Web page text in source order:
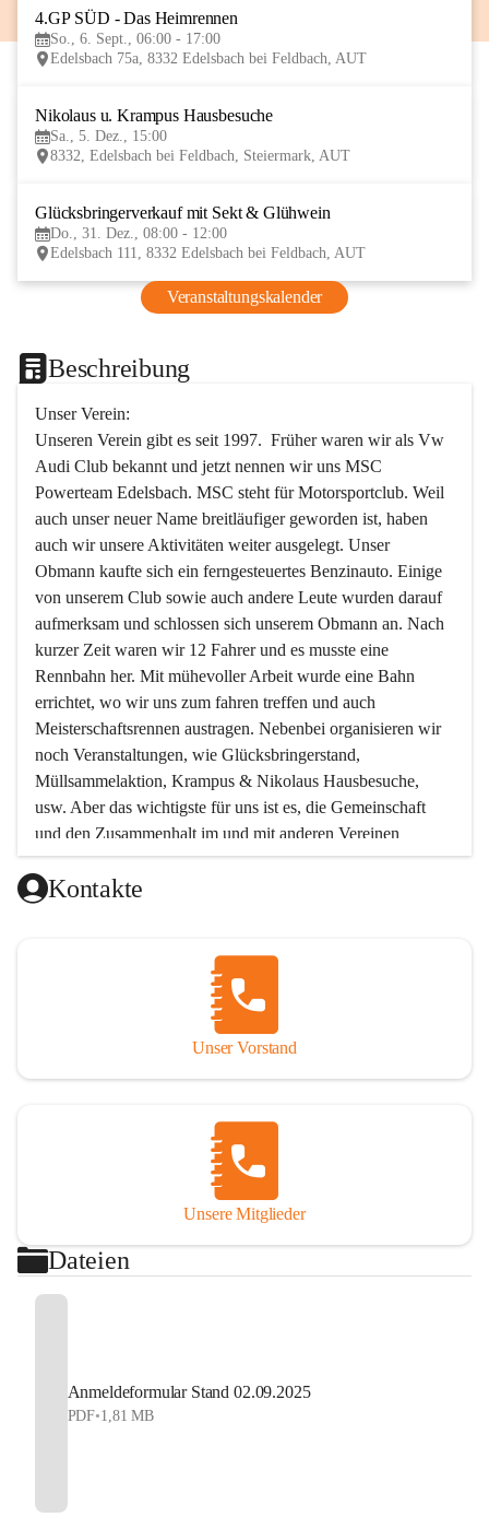
4.GP SÜD - Das Heimrennen
So., 6. Sept., 06:00 - 17:00
Edelsbach 75a, 8332 Edelsbach bei Feldbach, AUT
Nikolaus u. Krampus Hausbesuche
Sa., 5. Dez., 15:00
8332, Edelsbach bei Feldbach, Steiermark, AUT
Glücksbringerverkauf mit Sekt & Glühwein
Do., 31. Dez., 08:00 - 12:00
Edelsbach 111, 8332 Edelsbach bei Feldbach, AUT
Veranstaltungskalender
Beschreibung
Unser Verein:
Unseren Verein gibt es seit 1997.  Früher waren wir als Vw
Audi Club bekannt und jetzt nennen wir uns MSC
Powerteam Edelsbach. MSC steht für Motorsportclub. Weil
auch unser neuer Name breitläufiger geworden ist, haben
auch wir unsere Aktivitäten weiter ausgelegt. Unser
Obmann kaufte sich ein ferngesteuertes Benzinauto. Einige
von unserem Club sowie auch andere Leute wurden darauf
aufmerksam und schlossen sich unserem Obmann an. Nach
kurzer Zeit waren wir 12 Fahrer und es musste eine
Rennbahn her. Mit mühevoller Arbeit wurde eine Bahn
errichtet, wo wir uns zum fahren treffen und auch
Meisterschaftsrennen austragen. Nebenbei organisieren wir
noch Veranstaltungen, wie Glücksbringerstand,
Müllsammelaktion, Krampus & Nikolaus Hausbesuche,
usw. Aber das wichtigste für uns ist es, die Gemeinschaft
und den Zusammenhalt im und mit anderen Vereinen
aufrecht zu erhalten!!! Möchtest Du uns kennen lernen, oder
unserem Verein beitreten wollen, so melde Dich bei uns !
Unterstützendes Mitglied Eur 12.-
Beinhaltet: Einladung zur Jahreshauptversammlung
Aktives Mitglied Jugend Eur 30.-
Jahreshauptversammlung und zu allen Aktivitäten
und Feiern, Mitarbeit bei den Veranstaltungen, uvm.
Aktives Mitglied Erwachsen Eur 40.-
Beinhaltet: Volles Mitglied, Einladung zur
Jahreshauptversammlung und zu allen Aktivitäten
und Feiern, Mitarbeit bei den Veranstaltungen, uvm.
Modellautobahn, Fahrerlizenz beim ÖFMAV,
Veranstaltungen, uvm.
Kontakte
Unser Vorstand
Unsere Mitglieder
Dateien
Anmeldeformular Stand 02.09.2025
PDF•1,81 MB